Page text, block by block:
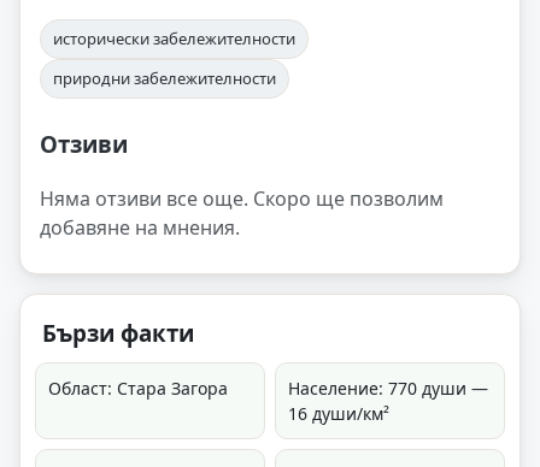
исторически забележителности
природни забележителности
Отзиви
Няма отзиви все още. Скоро ще позволим
добавяне на мнения.
Бързи факти
Област: Стара Загора
Население: 770 души —
16 души/км²